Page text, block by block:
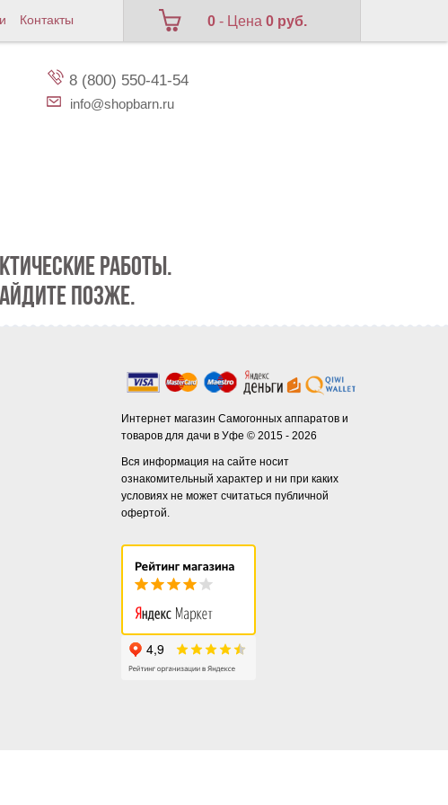
Контакты 0 - Цена0 руб.
8 (800) 550-41-54
info@shopbarn.ru
РАБОТЫ.
ПОЗЖЕ.
Интернет магазин Самогонных аппаратов и
товаров для дачи в Уфе © 2015 - 2026
Вся информация на сайте носит
ознакомительный характер и ни при каких
условиях не может считаться публичной
офертой.